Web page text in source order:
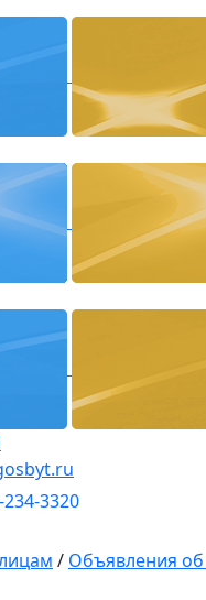
3320
/ Объявления об